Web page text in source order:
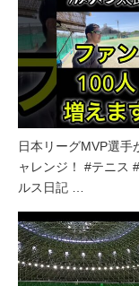
日本リーグMVP選手
ャレンジ！ #テニス
ルス日記 …